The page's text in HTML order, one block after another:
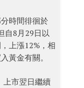
時間徘徊於
自8月29日以
上漲12%，相
黃金有關。
上市翌日繼續